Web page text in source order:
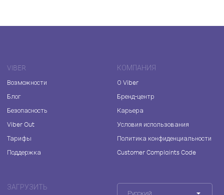
VIBER
Возможности
Блог
Безопасность
Viber Out
Тарифы
Поддержка
КОМПАНИЯ
О Viber
Бренд-центр
Карьера
Условия использования
Политика конфиденциальности
Customer Complaints Code
ЗАГРУЗИТЬ
Русский